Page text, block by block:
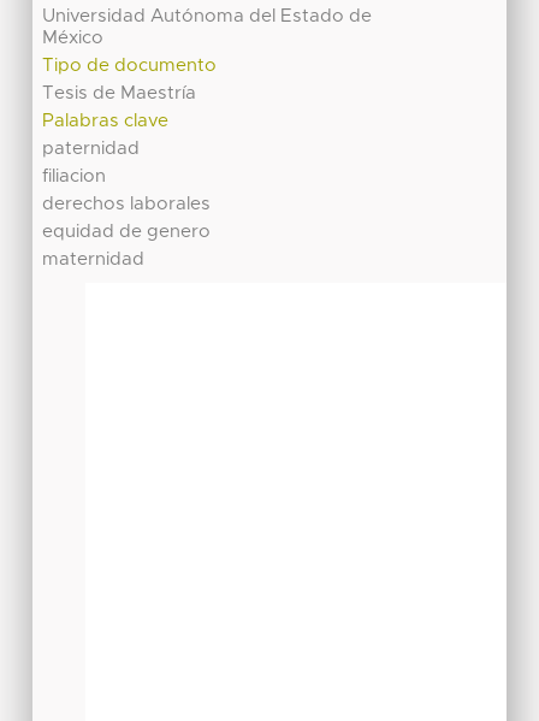
Universidad Autónoma del Estado de
México
Tipo de documento
Tesis de Maestría
Palabras clave
paternidad
filiacion
derechos laborales
equidad de genero
maternidad